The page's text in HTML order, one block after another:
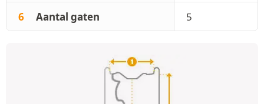
6 Aantal gaten 5